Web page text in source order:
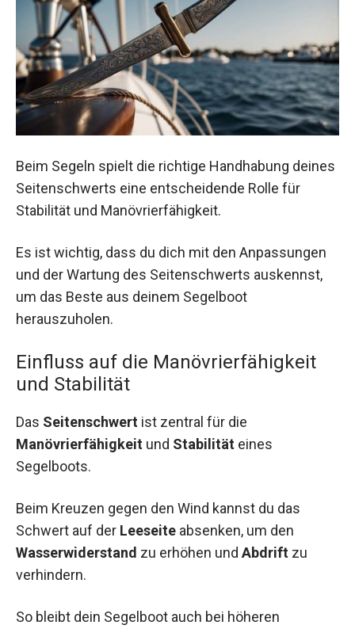
Beim Segeln spielt die richtige Handhabung deines
Seitenschwerts eine entscheidende Rolle für
Stabilität und Manövrierfähigkeit.
Es ist wichtig, dass du dich mit den Anpassungen
und der Wartung des Seitenschwerts auskennst,
um das Beste aus deinem Segelboot
herauszuholen.
Einfluss auf die Manövrierfähigkeit
und Stabilität
Das Seitenschwert ist zentral für die
Manövrierfähigkeit und Stabilität eines
Segelboots.
Beim Kreuzen gegen den Wind kannst du das
Schwert auf der Leeseite absenken, um den
Wasserwiderstand zu erhöhen und Abdrift zu
verhindern.
So bleibt dein Segelboot auch bei höheren